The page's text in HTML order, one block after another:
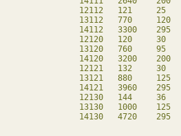
12112	121	25	21	db
13112	770	120	10	db
14112	3300	295	-	db
12120	120	30	-	db
13120	760	95	-	db
14120	3200	200	-	db
12121	132	30	12	db
13121	880	125	-	db
14121	3960	295	-	db
12130	144	36	-	db
13130	1000	125	-	db